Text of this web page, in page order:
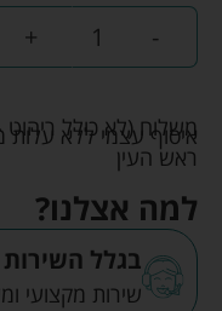
-
+
משלוח (לא כולל ריהוט
ראש העין
למה אצלנו?
בגלל השירות
שירות מקצועי